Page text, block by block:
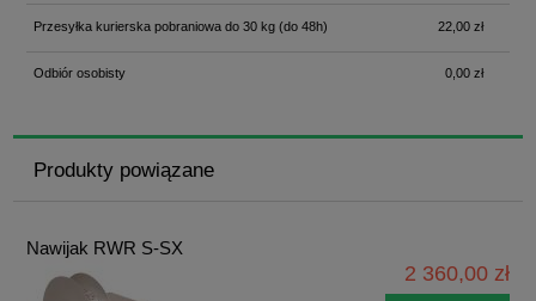
Przesyłka kurierska pobraniowa do 30 kg(do 48h) 22,00 zł
Odbiór osobisty 0,00 zł
Produkty powiązane
Nawijak RWR S-SX
2 360,00 zł